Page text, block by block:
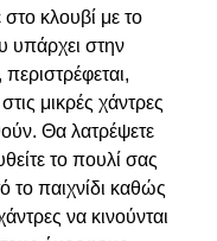
κλουβί με το
υπάρχει στην
μικρές χάντρες
Θα λατρέψετε
το πουλί σας
το παιχνίδι καθώς
να κινούνται